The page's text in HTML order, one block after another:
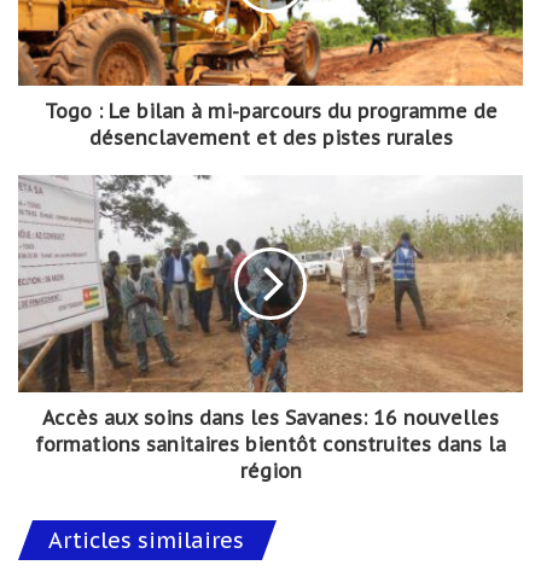
Togo : Le bilan à mi-parcours du programme de
désenclavement et des pistes rurales
Accès aux soins dans les Savanes: 16 nouvelles
formations sanitaires bientôt construites dans la
région
Articles similaires